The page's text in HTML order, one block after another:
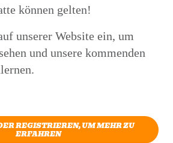
können gelten!
unserer Website ein, um
und unsere kommenden
REGISTRIEREN, UM MEHR ZU
ERFAHREN